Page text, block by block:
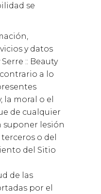
se
y datos
Serre :: Beauty
a lo
la moral o el
de cualquier
lesión
o del
del Sitio
de las
por el